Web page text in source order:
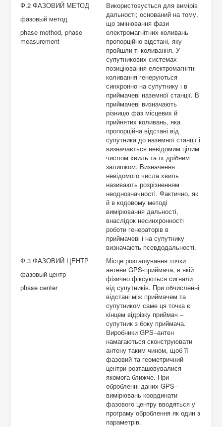
Події
Ф.2 ФАЗОВИЙ МЕТОД
фазовый метод
phase method, phase
measurement
Використовується для вимірів
дальності; оснований на тому,
що змінювання фази
електромагнітних коливань
пропорційно відстані, яку
пройшли ті коливання. У
супутникових системах
позиціювання електромагнітні
коливання генеруються
синхронно на супутнику і в
приймачеві наземної станції. В
приймачеві визначають
різницю фаз місцевих й
прийнятих коливань, яка
пропорційна відстані від
супутника до наземної станції і
визначається невідомим цілим
числом хвиль та їх дрібним
залишком. Визначення
невідомого числа хвиль
називають розрізненням
неоднозначності. Фактично, як
й в кодовому методі
вимірювання дальності,
внаслідок несинхронності
роботи генераторів в
приймачеві і на супутнику
визначають псевдодальності.
Ф.3 ФАЗОВИЙ ЦЕНТР
фазовый центр
рhase center
Місце розташування точки
антени GPS-приймача, в якій
фізично фіксуються сигнали
від супутників. При обчисленні
відстані між приймачем та
супутником саме ця точка є
кінцем відрізку приймач –
супутник з боку приймача.
Виробники GPS–антен
намагаються сконструювати
антену таким чином, щоб її
фазовий та геометричний
центри розташовувалися
якомога ближче. При
обробленні даних GPS–
вимірювань координати
фазового центру вводяться у
програму оброблення як один з
параметрів.